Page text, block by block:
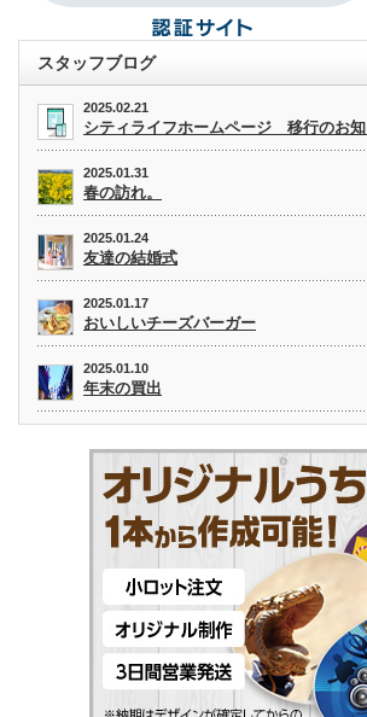
スタッフブログ
2025.02.21
シティライフホームページ 移行のお
2025.01.31
春の訪れ。
2025.01.24
友達の結婚式
2025.01.17
おいしいチーズバーガー
2025.01.10
年末の買出